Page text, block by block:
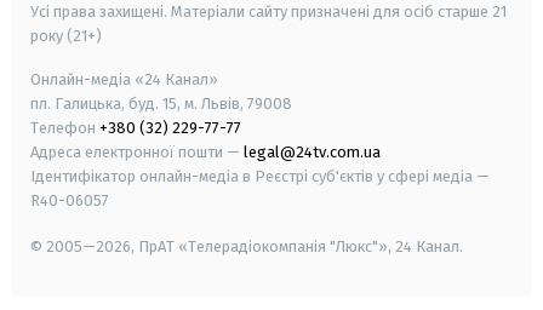
Усі права захищені. Матеріали сайту призначені для осіб старше 21
року (21+)
Онлайн-медіа «24 Канал»
пл. Галицька, буд. 15, м. Львів, 79008
Телефон +380 (32) 229-77-77
Адреса електронної пошти — legal@24tv.com.ua
Ідентифікатор онлайн-медіа в Реєстрі суб'єктів у сфері медіа —
R40-06057
© 2005—2026, ПрАТ «Телерадіокомпанія "Люкс"», 24 Канал.